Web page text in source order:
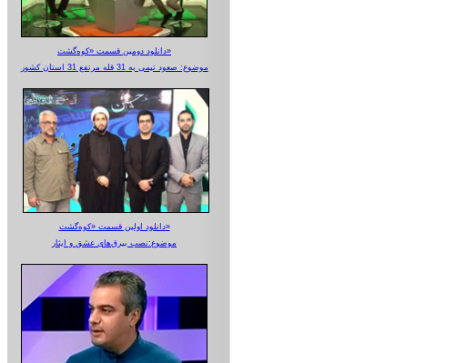
دانلود دومین قسمت «کوه‌گشت»
موضوع: صعود تیمی به 31 قله مرتفع 31 استان کشور
دانلود اولین قسمت «کوه‌گشت»
موضوع:نصب بیرق‌های عشق و ایثار